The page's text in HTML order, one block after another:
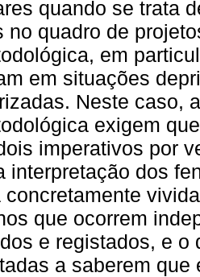
quando se trata
no quadro de
em
em situações
Neste caso,
exigem
imperativos por
interpretação dos
concretamente
que ocorrem
e registados, e
a saberem